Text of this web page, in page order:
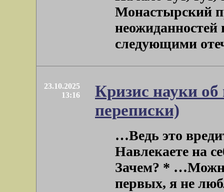
Монастырский
неожиданностей
следующими
23.10.2025
13:16
Кризис науки об
переписки)
…Ведь это
Навлекаете на
Зачем? *
первых, я не